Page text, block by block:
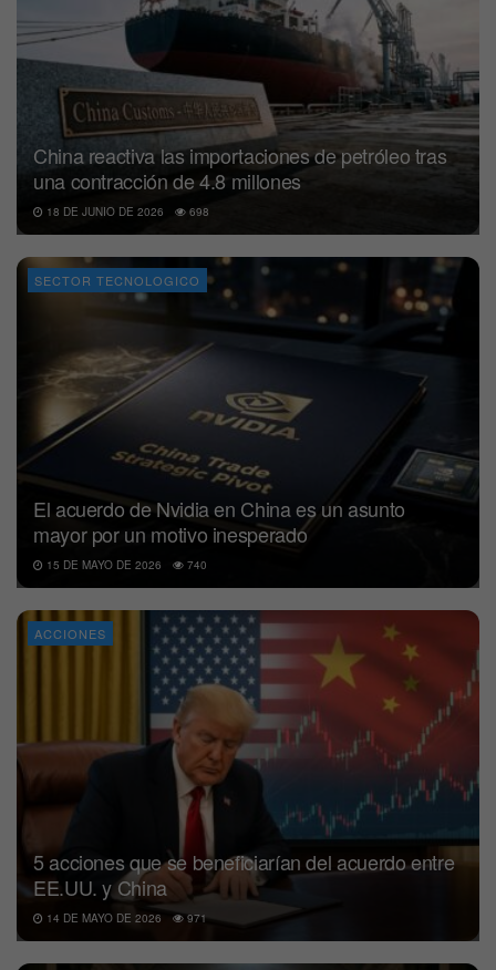
China reactiva las importaciones de petróleo tras
una contracción de 4.8 millones
18 DE JUNIO DE 2026 698
SECTOR TECNOLOGICO
El acuerdo de Nvidia en China es un asunto
mayor por un motivo inesperado
15 DE MAYO DE 2026 740
ACCIONES
5 acciones que se beneficiarían del acuerdo entre
EE.UU. y China
14 DE MAYO DE 2026 971